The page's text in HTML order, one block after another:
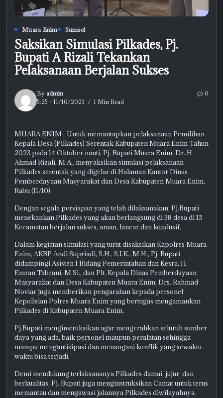
Muara Enim Sumsel
Saksikan Simulasi Pilkades, Pj.
Bupati A Rizali Tekankan
Pelaksanaan Berjalan Sukses
By admin
5:25 - 11/10/2023
1 Min Read
0
MUARA ENIM– Untuk memantapkan pelaksanaan Pemilihan
Kepala Desa (Pilkades) Serentak Kabupaten Muara Enim Tahun
2023 pada 14 Oktober nanti, Pj. Bupati Muara Enim, Dr. H.
Ahmad Rizali, M.A., menyaksikan simulasi pelaksanaan
Pilkades serentak yang digelar di Halaman Kantor Dinas
Pemberdayaan Masyarakat dan Desa Kabupaten Muara Enim,
Rabu (11/10).
Dengan segala persiapan yang telah dilaksanakan, Pj.Bupati
menekankan Pilkades yang akan berlangsung di 38 desa di 15
Kecamatan berjalan sukses, aman, lancar dan kondusif.
Dalam kegiatan simulasi yang turut disaksikan Kapolres Muara
Enim, AKBP Andi Supriadi, S.H., S.I.K., M.H., Pj. Bupati
didampingi Asisten I Bidang Pemerintahan dan Kesra, H.
Emran Tabrani, M.Si., dan Plt. Kepala Dinas Pemberdayaan
Masyarakat dan Desa Kabupaten Muara Enim, Drs. Rahmad
Noviar juga memberikan pengarahan kepada personel
Kepolisian Polres Muara Enim yang bertugas mengamankan
Pilkades di Kabupaten Muara Enim.
Pj.Bupati menginstruksikan agar mengerahkan seluruh sumber
daya yang ada, baik personel maupun peralatan sehingga
mampu mengantisipasi dan menangani konflik yang sewaktu-
waktu bisa terjadi.
Demi mendukung terlaksananya Pilkades damai, jujur, dan
berkualitas, Pj. Bupati juga menginstruksikan Camat untuk terus
memantau dan mengawasi jalannya Pilkades diwilayahnya.